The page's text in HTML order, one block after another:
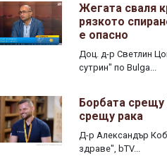
Жегата сваля
рязкото
е опасно
Доц. д-р Светлин
сутрин" по Bulga...
Борбата срещу
срещу рака
Д-р Александър
здраве", bTV...